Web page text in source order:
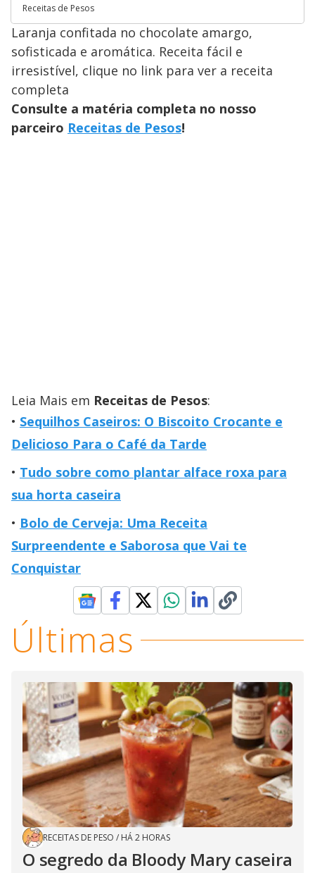
Receitas de Pesos
Laranja confitada no chocolate amargo,
sofisticada e aromática. Receita fácil e
irresistível, clique no link para ver a receita
completa
Consulte a matéria completa no nosso
parceiro Receitas de Pesos!
Leia Mais em Receitas de Pesos:
Sequilhos Caseiros: O Biscoito Crocante e
Delicioso Para o Café da Tarde
Tudo sobre como plantar alface roxa para
sua horta caseira
Bolo de Cerveja: Uma Receita
Surpreendente e Saborosa que Vai te
Conquistar
Últimas
RECEITAS DE PESO / HÁ 2 HORAS
O segredo da Bloody Mary caseira